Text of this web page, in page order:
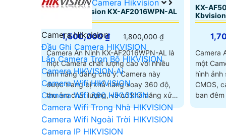
Camera Hikvision
Camera Hikvision
Đầu Ghi Camera HIKVISION
Lắp Camera Trọn Bộ HIKVISION
Camera HIKVISION Ai
Camera Wifi HIKVISION
Camera Wifi 360 HIKVISION
Camera Wifi Trong Nhà HIKVISION
Camera Wifi Ngoài Trời HIKVISION
Camera IP HIKVISION
Camera Kbvision KX-AF2016WPN-AL
1,500,000 ₫
1,800,000 ₫
Camera An Ninh KX-AF2016WPN-AL là
một Camera chất lượng cao với nhiều
tính năng đáng chú ý. Camera này
được trang bị khả năng xoay 360 độ,
thu âm chất lượng, và có khả năng xử
lý hình ảnh vượt trội
KX-
Kbvision
Camera
một
hình ảnh sắt nét. Với
CMOS,
ban